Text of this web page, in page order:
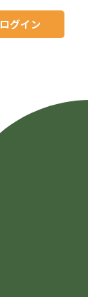
ログイン